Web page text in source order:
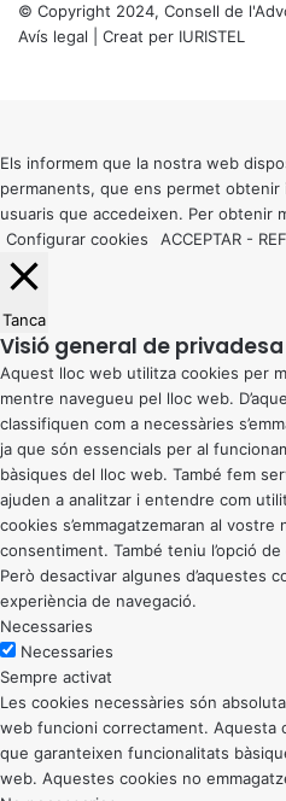
© Copyright 2024, Consell de
Avís legal | Creat per IURISTEL
button
Els informem que la nostra web
permanents, que ens permet obtenir
usuaris que accedeixen. Per obtenir
Configurar cookies
ACCEPTAR -
Tanca
Visió general de privadesa
Aquest lloc web utilitza cookies per
mentre navegueu pel lloc web.
classifiquen com a necessàries
ja que són essencials per al
bàsiques del lloc web. També fem
ajuden a analitzar i entendre com
cookies s’emmagatzemaran al
consentiment. També teniu l’opció
Però desactivar algunes d’aquestes
experiència de navegació.
Necessaries
Necessaries
Sempre activat
Les cookies necessàries són
web funcioni correctament. Aquesta
que garanteixen funcionalitats
web. Aquestes cookies no